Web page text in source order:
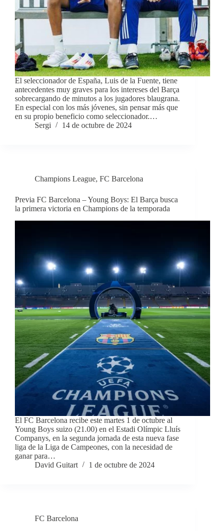
El seleccionador de España, Luis de la Fuente, tiene
antecedentes muy graves para los intereses del Barça
sobrecargando de minutos a los jugadores blaugrana.
En especial con los más jóvenes, sin pensar más que
en su propio beneficio como seleccionador.…
Sergi
14 de octubre de 2024
Champions League, FC Barcelona
Previa FC Barcelona – Young Boys: El Barça busca
la primera victoria en Champions de la temporada
El FC Barcelona recibe este martes 1 de octubre al
Young Boys suizo (21.00) en el Estadi Olímpic Lluís
Companys, en la segunda jornada de esta nueva fase
liga de la Liga de Campeones, con la necesidad de
ganar para…
David Guitart
1 de octubre de 2024
FC Barcelona